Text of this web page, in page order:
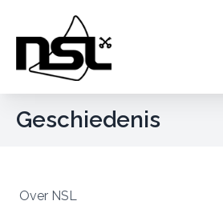
Geschiedenis
Over NSL